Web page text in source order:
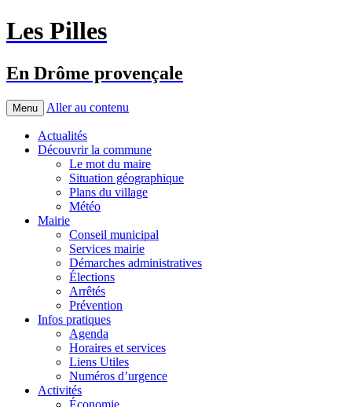
Les Pilles
En Drôme provençale
Menu Aller au contenu
Actualités
Découvrir la commune
Le mot du maire
Situation géographique
Plans du village
Météo
Mairie
Conseil municipal
Services mairie
Démarches administratives
Élections
Arrêtés
Prévention
Infos pratiques
Agenda
Horaires et services
Liens Utiles
Numéros d’urgence
Activités
Économie